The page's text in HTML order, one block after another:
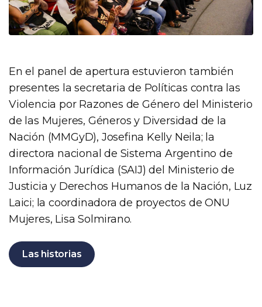
En el panel de apertura estuvieron también
presentes la secretaria de Políticas contra las
Violencia por Razones de Género del Ministerio
de las Mujeres, Géneros y Diversidad de la
Nación (MMGyD), Josefina Kelly Neila; la
directora nacional de Sistema Argentino de
Información Jurídica (SAIJ) del Ministerio de
Justicia y Derechos Humanos de la Nación, Luz
Laici; la coordinadora de proyectos de ONU
Mujeres, Lisa Solmirano.
Las historias